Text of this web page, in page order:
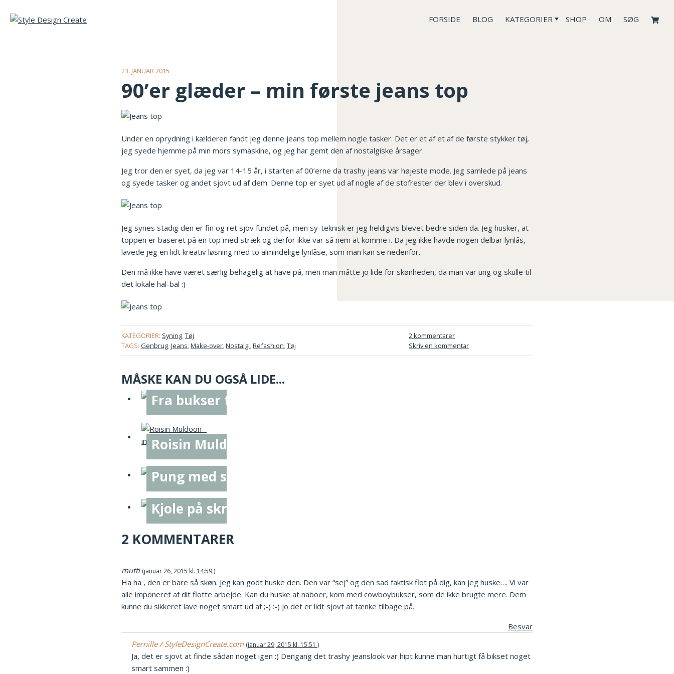
FORSIDE BLOG KATEGORIER SHOP OM SØG
23. JANUAR 2015
90’er glæder – min første jeans top
Under en oprydning i kælderen fandt jeg denne jeans top mellem nogle tasker. Det er et af et af de første stykker tøj,
jeg syede hjemme på min mors symaskine, og jeg har gemt den af nostalgiske årsager.
Jeg tror den er syet, da jeg var 14-15 år, i starten af 00’erne da trashy jeans var højeste mode. Jeg samlede på jeans
og syede tasker og andet sjovt ud af dem. Denne top er syet ud af nogle af de stofrester der blev i overskud.
Jeg synes stadig den er fin og ret sjov fundet på, men sy-teknisk er jeg heldigvis blevet bedre siden da. Jeg husker, at
toppen er baseret på en top med stræk og derfor ikke var så nem at komme i. Da jeg ikke havde nogen delbar lynlås,
lavede jeg en lidt kreativ løsning med to almindelige lynlåse, som man kan se nedenfor.
Den må ikke have været særlig behagelig at have på, men man måtte jo lide for skønheden, da man var ung og skulle til
det lokale hal-bal :)
KATEGORIER: Syning,Tøj
TAGS: Genbrug,Jeans,Make-over,Nostalgi,Refashion,Tøj
2 kommentarer
Skriv en kommentar
MÅSKE KAN DU OGSÅ LIDE...
Fra bukser til kjole
Roisin Muldoon - inspiration fra Instagram
Pung med snoninger
Kjole på skrå
2 KOMMENTARER
mutti januar 26, 2015 kl. 14:59
Ha ha , den er bare så skøn. Jeg kan godt huske den. Den var “sej” og den sad faktisk flot på dig, kan jeg huske…. Vi var
alle imponeret af dit flotte arbejde. Kan du huske at naboer, kom med cowboybukser, som de ikke brugte mere. Dem
kunne du sikkeret lave noget smart ud af ;-) :-) jo det er lidt sjovt at tænke tilbage på.
Besvar
Pernille / StyleDesignCreate.com januar 29, 2015 kl. 15:51
Ja, det er sjovt at finde sådan noget igen :) Dengang det trashy jeanslook var hipt kunne man hurtigt få bikset noget
smart sammen :)